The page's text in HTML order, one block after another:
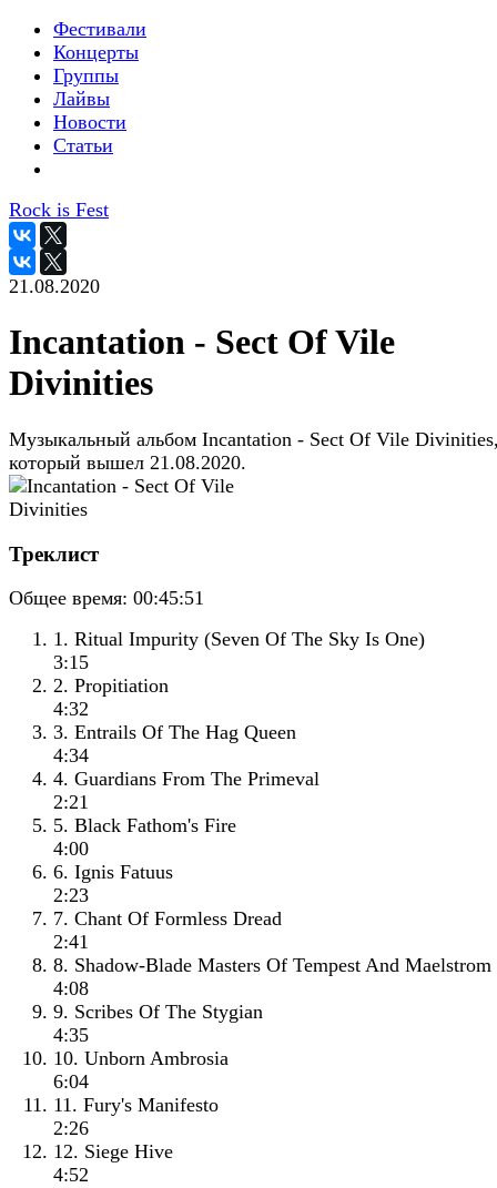
Фестивали
Концерты
Группы
Лайвы
Новости
Статьи
Rock is Fest
21.08.2020
Incantation - Sect Of Vile
Divinities
Музыкальный альбом Incantation - Sect Of Vile
который вышел 21.08.2020.
Треклист
Общее время: 00:45:51
1. Ritual Impurity (Seven Of The Sky Is One)
3:15
2. Propitiation
4:32
3. Entrails Of The Hag Queen
4:34
4. Guardians From The Primeval
2:21
5. Black Fathom's Fire
4:00
6. Ignis Fatuus
2:23
7. Chant Of Formless Dread
2:41
8. Shadow-Blade Masters Of Tempest And Maelstrom
4:08
9. Scribes Of The Stygian
4:35
10. Unborn Ambrosia
6:04
11. Fury's Manifesto
2:26
12. Siege Hive
4:52